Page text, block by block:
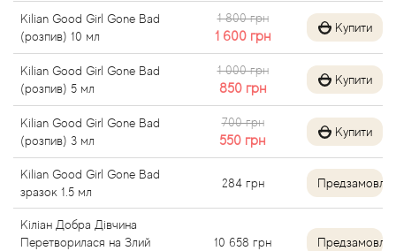
Kilian Good Girl Gone Bad
(розпив) 10 мл
1 800 грн
1 600 грн
Купити
Kilian Good Girl Gone Bad
(розпив) 5 мл
1 000 грн
850 грн
Купити
Kilian Good Girl Gone Bad
(розпив) 3 мл
700 грн
550 грн
Купити
Kilian Good Girl Gone Bad
зразок 1.5 мл
284 грн
Кіліан Добра Дівчина
Перетворилася на Злий
10 658 грн
Alexandre J
Alfred Dunhill
Alyson Oldoini
Alyssa Ashley
American Crew
Amouage